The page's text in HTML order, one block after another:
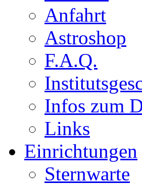
Anfahrt
Astroshop
F.A.Q.
Infos zum
Links
Einrichtungen
Sternwarte